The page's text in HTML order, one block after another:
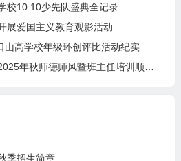
校10.10少先队盛典全记录
展爱国主义教育观影活动
山高学校年级环创评比活动纪实
德育之窗丨海口山高学校2025年秋师德师风暨班主任培训顺利开展
季招生简章